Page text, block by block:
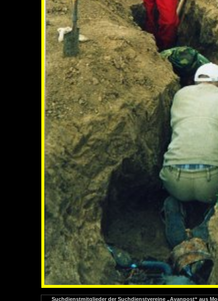
Suchdienstmitglieder der Suchdienstvereine „Avanpost“ aus